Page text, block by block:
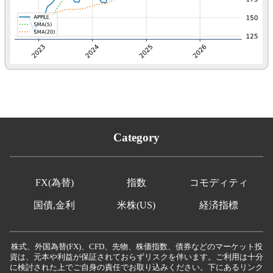
Category
FX(為替) 指数 コモディティ
国債,金利 米株(US) 経済指標
株式、外国為替(FX)、CFD、先物、株価指数、債券などのマーケット投
資は、元本や利益が保証されておらずリスクを伴います。ご利用は十分
に検討された上でご自身の責任でお取り込みください。下にあるリンク